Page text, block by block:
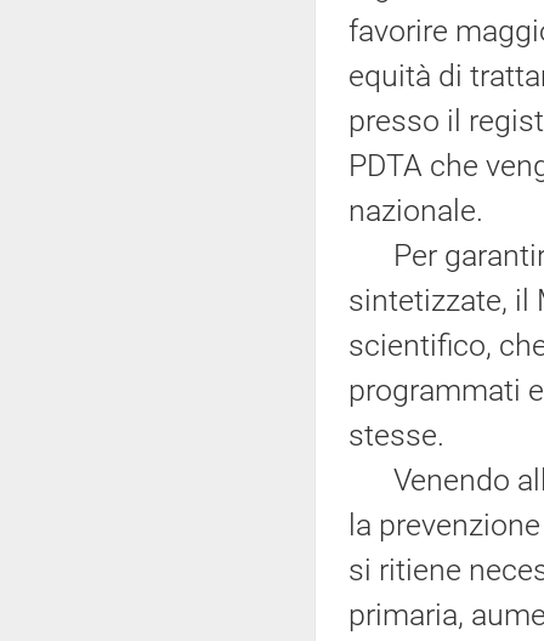
favorire
equità di
presso il
PDTA che
nazionale.
Per
sintetizzate, il
scientifico,
programmati
stesse.
Venendo
la
si ritiene
primaria,